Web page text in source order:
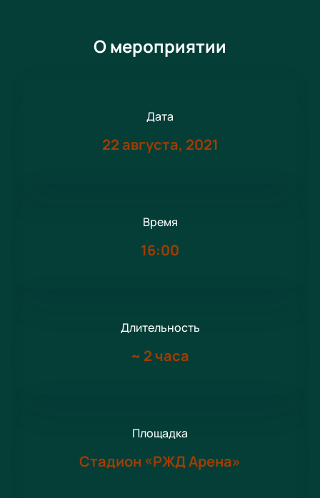
О мероприятии
Дата
22 августа, 2021
Время
16:00
Длительность
~ 2 часа
Площадка
Стадион «РЖД Арена»